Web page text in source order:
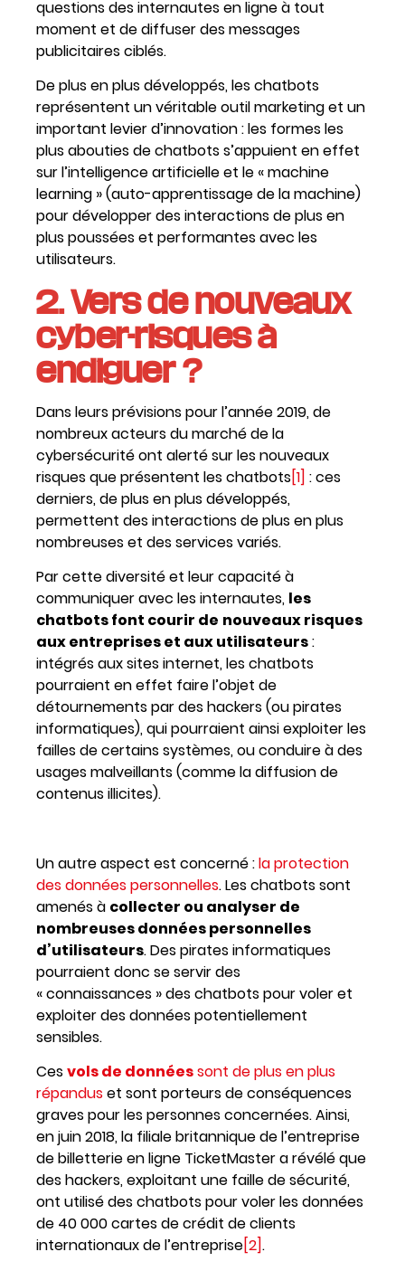
questions des internautes en ligne à tout
moment et de diffuser des messages
publicitaires ciblés.
De plus en plus développés, les chatbots
représentent un véritable outil marketing et un
important levier d’innovation : les formes les
plus abouties de chatbots s’appuient en effet
sur l’intelligence artificielle et le « machine
learning » (auto-apprentissage de la machine)
pour développer des interactions de plus en
plus poussées et performantes avec les
utilisateurs.
2. Vers de nouveaux
cyber-risques à
endiguer ?
Dans leurs prévisions pour l’année 2019, de
nombreux acteurs du marché de la
cybersécurité ont alerté sur les nouveaux
risques que présentent les chatbots[1] : ces
derniers, de plus en plus développés,
permettent des interactions de plus en plus
nombreuses et des services variés.
Par cette diversité et leur capacité à
communiquer avec les internautes, les
chatbots font courir de nouveaux risques
aux entreprises et aux utilisateurs:
intégrés aux sites internet, les chatbots
pourraient en effet faire l’objet de
détournements par des hackers (ou pirates
informatiques), qui pourraient ainsi exploiter les
failles de certains systèmes, ou conduire à des
usages malveillants (comme la diffusion de
contenus illicites).
Un autre aspect est concerné :la protection
des données personnelles. Les chatbots sont
amenés à collecter ou analyser de
nombreuses données personnelles
d’utilisateurs. Des pirates informatiques
pourraient donc se servir des
« connaissances » des chatbots pour voler et
exploiter des données potentiellement
sensibles.
Cesvols de donnéessont de plus en plus
répanduset sont porteurs de conséquences
graves pour les personnes concernées. Ainsi,
en juin 2018, la filiale britannique de l’entreprise
de billetterie en ligne TicketMaster a révélé que
des hackers, exploitant une faille de sécurité,
ont utilisé des chatbots pour voler les données
de 40 000 cartes de crédit de clients
internationaux de l’entreprise[2].